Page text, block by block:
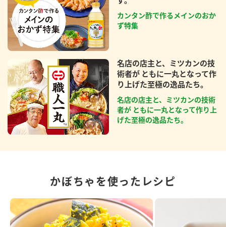
カンタン酢で作るメインのおか
ず特集
名店の店主と、ミツカンの技
術者が ともに一丸となって作
り上げた至極の逸品たち。
名店の店主と、ミツカンの技術
者が ともに一丸となって作り上
げた至極の逸品たち。
かぼちゃを使ったレシピ